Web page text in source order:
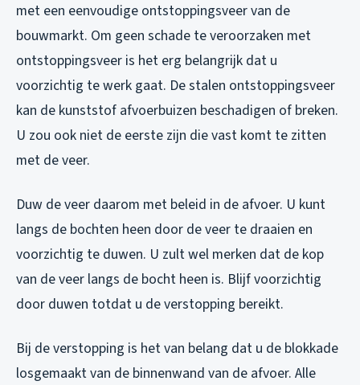
met een eenvoudige ontstoppingsveer van de
bouwmarkt. Om geen schade te veroorzaken met
ontstoppingsveer is het erg belangrijk dat u
voorzichtig te werk gaat. De stalen ontstoppingsveer
kan de kunststof afvoerbuizen beschadigen of breken.
U zou ook niet de eerste zijn die vast komt te zitten
met de veer.
Duw de veer daarom met beleid in de afvoer. U kunt
langs de bochten heen door de veer te draaien en
voorzichtig te duwen. U zult wel merken dat de kop
van de veer langs de bocht heen is. Blijf voorzichtig
door duwen totdat u de verstopping bereikt.
Bij de verstopping is het van belang dat u de blokkade
losgemaakt van de binnenwand van de afvoer. Alle